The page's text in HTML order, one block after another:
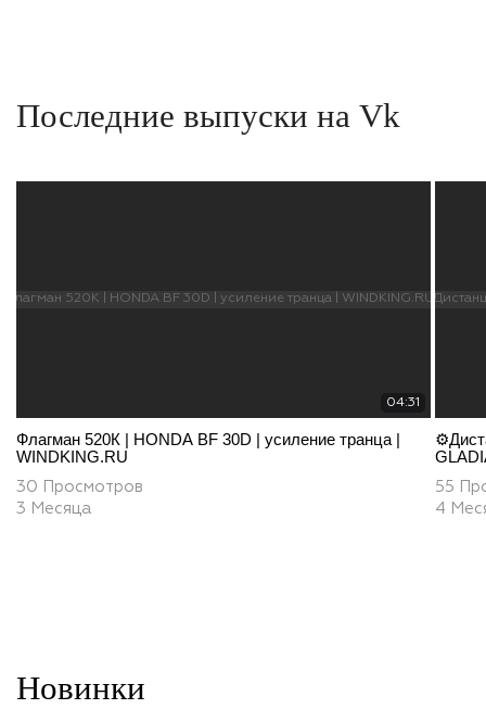
Последние выпуски на Vk
04:31
Флагман 520К | HONDA BF 30D | усиление транца |
WINDKING.RU
30 Просмотров
3 Месяца
55
4
Новинки